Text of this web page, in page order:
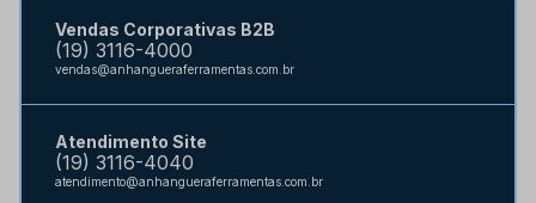
Vendas Corporativas B2B
(19) 3116-4000
vendas@anhangueraferramentas.com.br
Atendimento Site
(19) 3116-4040
atendimento@anhangueraferramentas.com.br